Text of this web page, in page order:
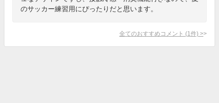
のサッカー練習用にぴったりだと思います。
全てのおすすめコメント (1 件) >